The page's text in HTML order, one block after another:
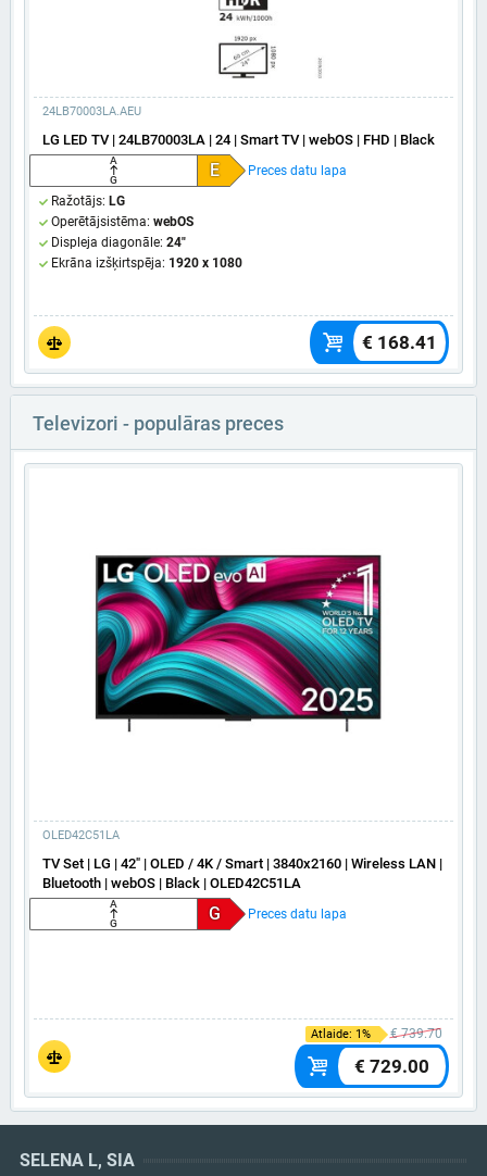
24LB70003LA.AEU
LG LED TV | 24LB70003LA | 24 | Smart TV | webOS | FHD | Black
A
G
E
Preces datu lapa
Ražotājs: LG
Operētājsistēma: webOS
Displeja diagonāle: 24"
Ekrāna izšķirtspēja: 1920 x 1080
€ 168.41
Televizori - populāras preces
OLED42C51LA
TV Set | LG | 42" | OLED / 4K / Smart | 3840x2160 | Wireless LAN |
Bluetooth | webOS | Black | OLED42C51LA
A
G
G Preces datu lapa
Atlaide: 1% € 739.70
€ 729.00
SELENA L, SIA